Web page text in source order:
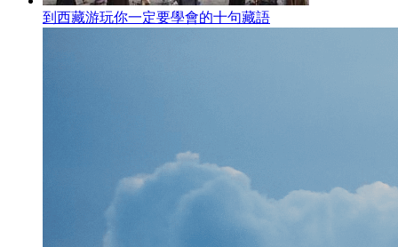
到西藏游玩你一定要學會的十句藏語